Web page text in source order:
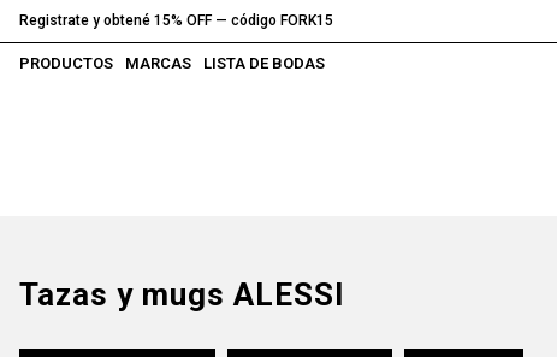
PRODUCTOS MARCAS LISTA DE BODAS
Registrate y obtené 15% OFF — código FORK15
Tazas y mugs ALESSI